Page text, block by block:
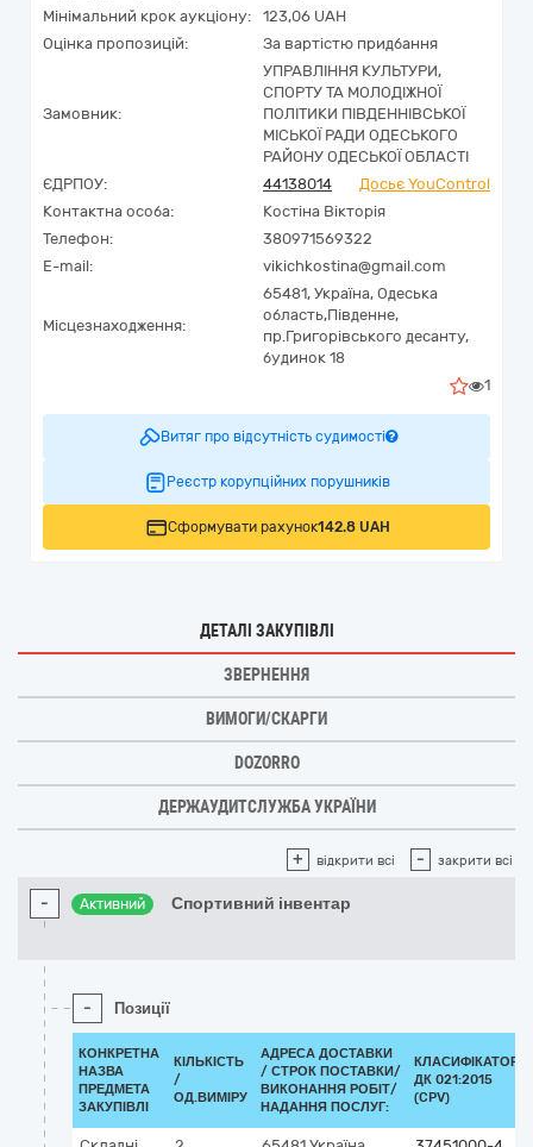
Мінімальний крок аукціону:
123,06 UAH
Оцінка пропозицій:
За вартістю придбання
Замовник:
УПРАВЛІННЯ КУЛЬТУРИ,
СПОРТУ ТА МОЛОДІЖНОЇ
ПОЛІТИКИ ПІВДЕННІВСЬКОЇ
МІСЬКОЇ РАДИ ОДЕСЬКОГО
РАЙОНУ ОДЕСЬКОЇ ОБЛАСТІ
ЄДРПОУ:
44138014
Досьє YouControl
Контактна особа:
Костіна Вікторія
Телефон:
380971569322
E-mail:
vikichkostina@gmail.com
Місцезнаходження:
65481, Україна, Одеська
область,Південне,
пр.Григорівського десанту,
будинок 18
1
Витяг про відсутність судимості
Реєстр корупційних порушників
Сформувати рахунок142.8 UAH
ДЕТАЛІ ЗАКУПІВЛІ
ЗВЕРНЕННЯ
ВИМОГИ/СКАРГИ
DOZORRO
ДЕРЖАУДИТСЛУЖБА УКРАЇНИ
+ відкрити всі - закрити всі
- Активний Спортивний інвентар
- Позиції
КОНКРЕТНА
НАЗВА
ПРЕДМЕТА
ЗАКУПІВЛІ
КІЛЬКІСТЬ
/
ОД.ВИМІРУ
АДРЕСА ДОСТАВКИ
/ СТРОК ПОСТАВКИ/
ВИКОНАННЯ РОБІТ/
НАДАННЯ ПОСЛУГ:
КЛАСИФІКАТОР
ДК 021:2015
(CPV)